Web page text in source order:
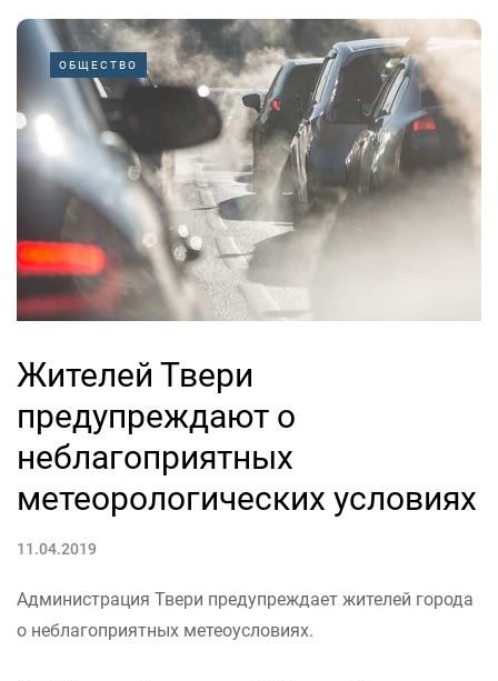
ОБЩЕСТВО
Жителей Твери
предупреждают о
неблагоприятных
метеорологических условиях
11.04.2019
Администрация Твери предупреждает жителей города
о неблагоприятных метеоусловиях.